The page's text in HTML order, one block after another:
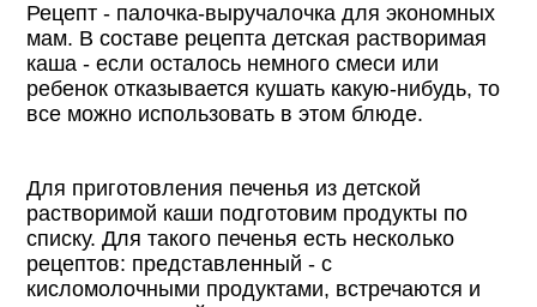
Рецепт - палочка-выручалочка для экономных
мам. В составе рецепта детская растворимая
каша - если осталось немного смеси или
ребенок отказывается кушать какую-нибудь, то
все можно использовать в этом блюде.
Для приготовления печенья из детской
растворимой каши подготовим продукты по
списку. Для такого печенья есть несколько
рецептов: представленный - с
кисломолочными продуктами, встречаются и